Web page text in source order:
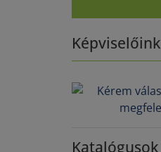
Képviselőink
Katalógusok